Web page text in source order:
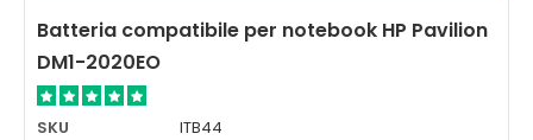
Batteria compatibile per notebook HP Pavilion
DM1-2020EO
SKU
ITB44